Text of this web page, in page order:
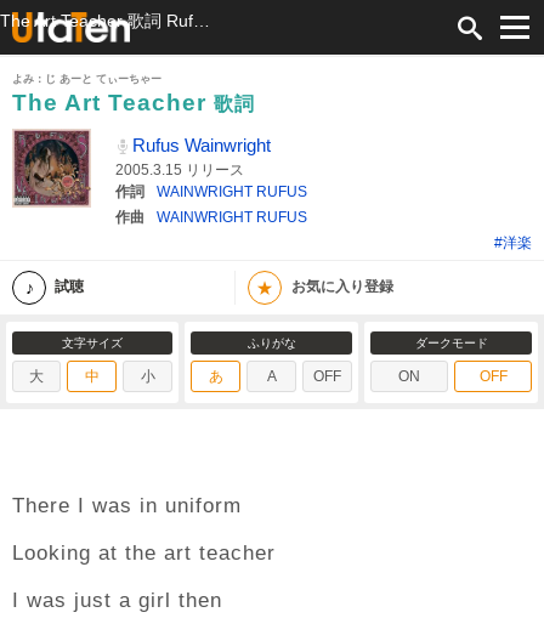
よみ：じ あーと てぃーちゃー
The Art Teacher 歌詞
Rufus Wainwright
2005.3.15 リリース
作詞
WAINWRIGHT RUFUS
作曲
WAINWRIGHT RUFUS
#洋楽
試聴 ★ お気に入り登録
文字サイズ
大 中 小
ふりがな
あ A OFF
ダークモード
ON OFF
There I was in uniform
Looking at the art teacher
I was just a girl then